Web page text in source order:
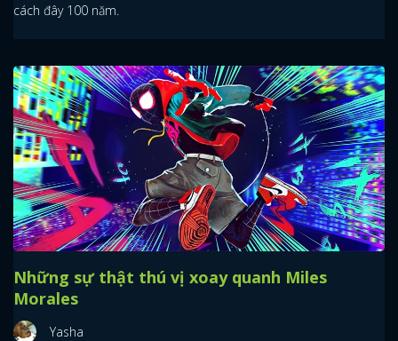
cách đây 100 năm.
Những sự thật thú vị xoay quanh Miles
Morales
Yasha